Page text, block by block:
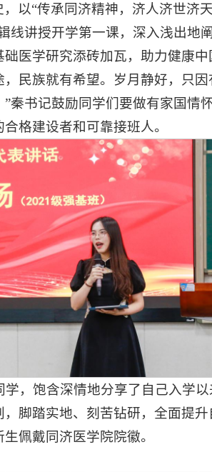
以“传承同济精神，济人济世
授开学第一课，深入浅出地阐
医学研究添砖加瓦，助力健康
民族就有希望。岁月静好，只
秦书记鼓励同学们要做有家国情
格建设者和可靠接班人。
，饱含深情地分享了自己入学
脚踏实地、刻苦钻研，全面提
佩戴同济医学院院徽。